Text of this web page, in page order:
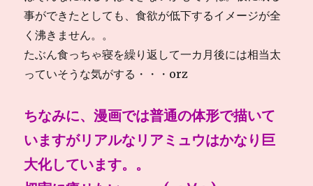
事ができたとしても、食欲が低下するイメージが全
く沸きません。。
たぶん食っちゃ寝を繰り返して一カ月後には相当太
っていそうな気がする・・・orz
ちなみに、漫画では普通の体形で描いて
いますがリアルなリアミュウはかなり巨
大化しています。。